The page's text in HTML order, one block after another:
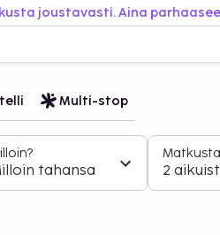
joustavasti. Aina
Multi-stop
tahansa 2